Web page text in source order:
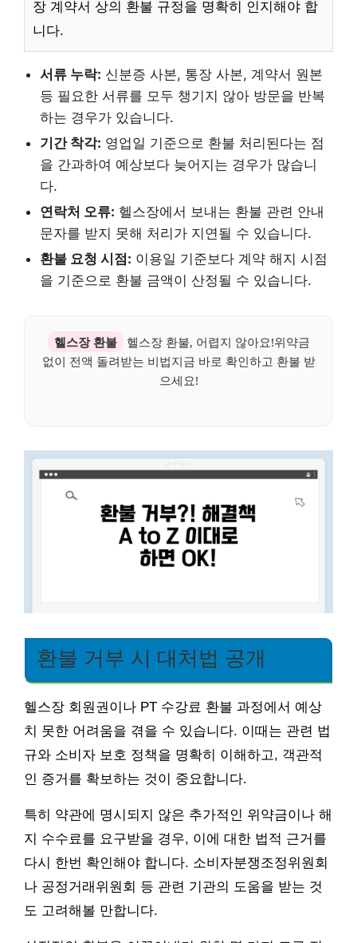
장 계약서 상의 환불 규정을 명확히 인지해야 합
니다.
서류 누락: 신분증 사본, 통장 사본, 계약서 원본
등 필요한 서류를 모두 챙기지 않아 방문을 반복
하는 경우가 있습니다.
기간 착각: 영업일 기준으로 환불 처리된다는 점
을 간과하여 예상보다 늦어지는 경우가 많습니
다.
연락처 오류: 헬스장에서 보내는 환불 관련 안내
문자를 받지 못해 처리가 지연될 수 있습니다.
환불 요청 시점: 이용일 기준보다 계약 해지 시점
을 기준으로 환불 금액이 산정될 수 있습니다.
헬스장 환불
헬스장 환불, 어렵지 않아요!위약금
없이 전액 돌려받는 비법지금 바로 확인하고 환불 받
으세요!
환불 거부 시 대처법 공개
헬스장 회원권이나 PT 수강료 환불 과정에서 예상
치 못한 어려움을 겪을 수 있습니다. 이때는 관련 법
규와 소비자 보호 정책을 명확히 이해하고, 객관적
인 증거를 확보하는 것이 중요합니다.
특히 약관에 명시되지 않은 추가적인 위약금이나 해
지 수수료를 요구받을 경우, 이에 대한 법적 근거를
다시 한번 확인해야 합니다. 소비자분쟁조정위원회
나 공정거래위원회 등 관련 기관의 도움을 받는 것
도 고려해볼 만합니다.